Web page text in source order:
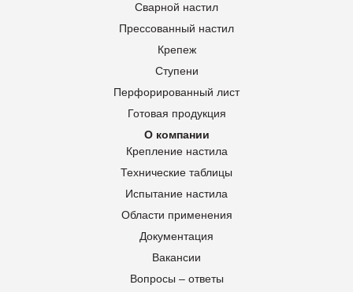
Сварной настил
Прессованный настил
Крепеж
Ступени
Перфорированный лист
Готовая продукция
О компании
Крепление настила
Технические таблицы
Испытание настила
Области применения
Документация
Вакансии
Вопросы – ответы